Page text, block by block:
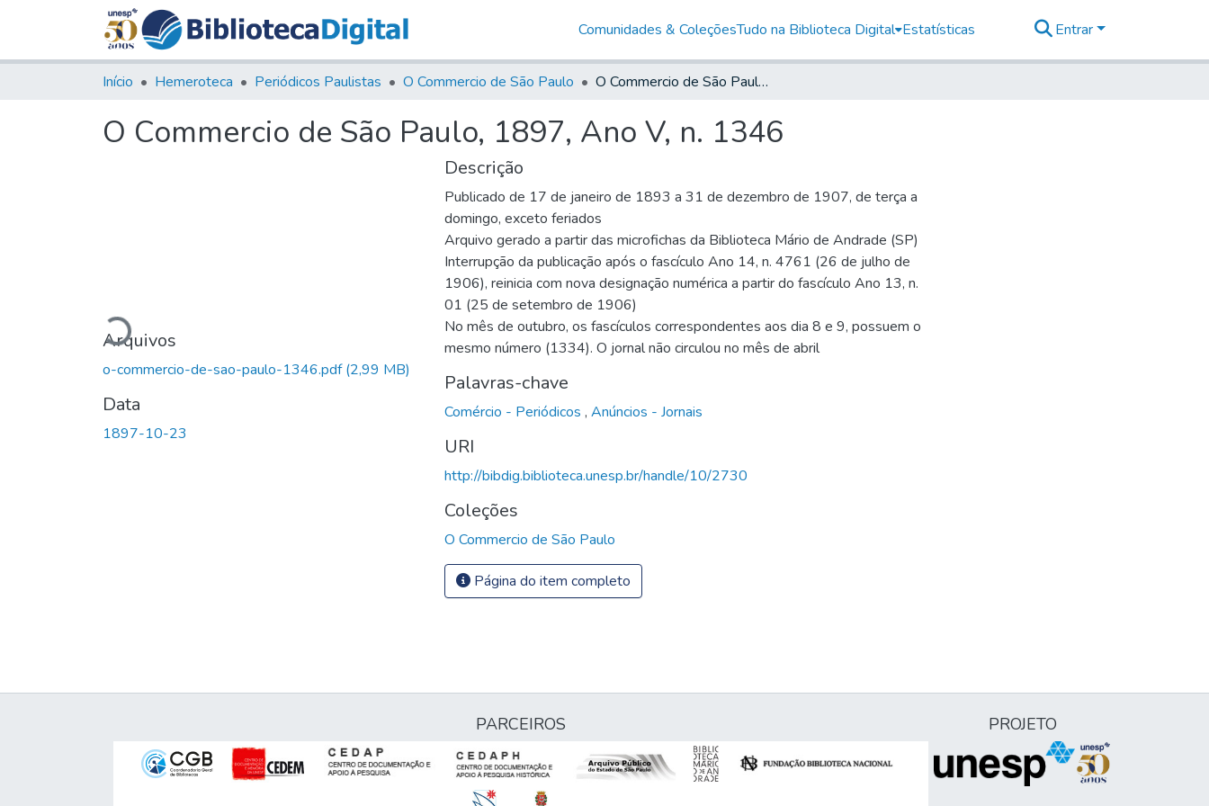
Comunidades & ColeçõesTudo na Biblioteca Digital Estatísticas Entrar
Início Hemeroteca Periódicos Paulistas O Commercio de São Paulo O Commercio de São Paulo, 1897, Ano V, n. 1346
O Commercio de São Paulo, 1897, Ano V, n. 1346
Carregando...
Arquivos
o-commercio-de-sao-paulo-1346.pdf(2,99 MB)
Data
1897-10-23
Descrição
Publicado de 17 de janeiro de 1893 a 31 de dezembro de 1907, de terça a
domingo, exceto feriados
Arquivo gerado a partir das microfichas da Biblioteca Mário de Andrade (SP)
Interrupção da publicação após o fascículo Ano 14, n. 4761 (26 de julho de
1906), reinicia com nova designação numérica a partir do fascículo Ano 13, n.
01 (25 de setembro de 1906)
No mês de outubro, os fascículos correspondentes aos dia 8 e 9, possuem o
mesmo número (1334). O jornal não circulou no mês de abril
Palavras-chave
Comércio - Periódicos , Anúncios - Jornais
URI
http://bibdig.biblioteca.unesp.br/handle/10/2730
Coleções
O Commercio de São Paulo
Página do item completo
PARCEIROS PROJETO